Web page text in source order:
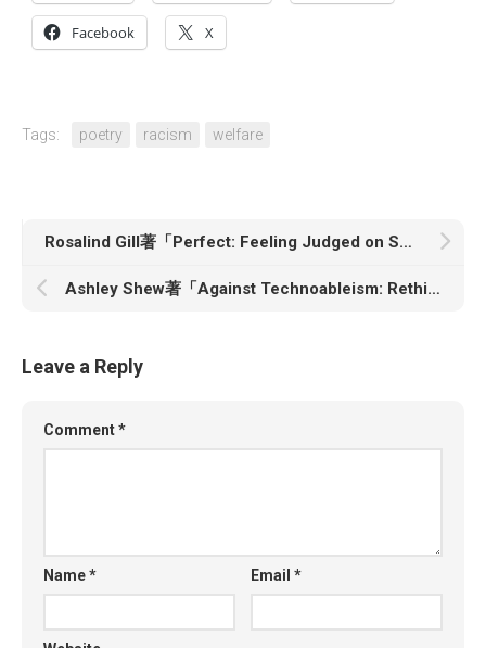
Facebook X
Tags: poetry racism welfare
Rosalind Gill著「Perfect: Feeling Judged on Social Media」
Ashley Shew著「Against Technoableism: Rethinking Who Needs Improvement」
Leave a Reply
Comment*
Name* Email*